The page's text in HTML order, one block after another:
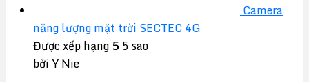
Camera
năng lượng mặt trời SECTEC 4G
Được xếp hạng5 5 sao
bởi Y Nie